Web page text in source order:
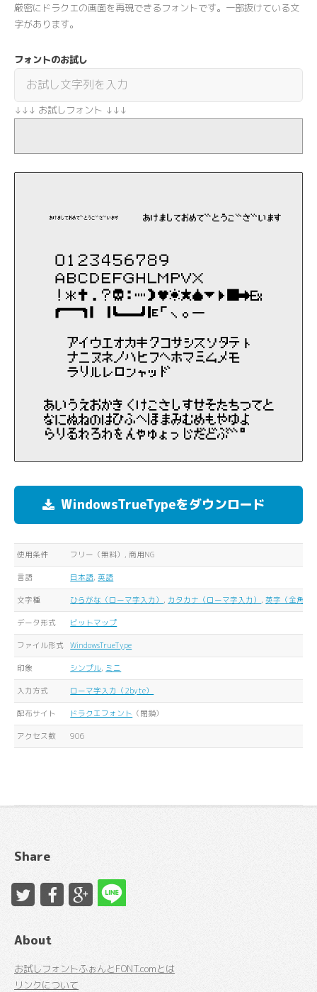
厳密にドラクエの画面を再現できるフォントです。一部抜けている文
字があります。
フォントのお試し
↓↓↓ お試しフォント ↓↓↓
WindowsTrueTypeをダウンロード
使用条件 フリー（無料）, 商用NG
言語 日本語,英語
文字種 ひらがな（ローマ字入力） , カタカナ（ローマ字入力） ,英字（全角）
データ形式 ビットマップ
ファイル形式 WindowsTrueType
印象 シンプル, ミニ
入力方式 ローマ字入力（2byte）
配布サイト ドラクエフォント （閉鎖）
アクセス数 906
Share
About
お試しフォントふぉんとFONT.comとは
リンクについて